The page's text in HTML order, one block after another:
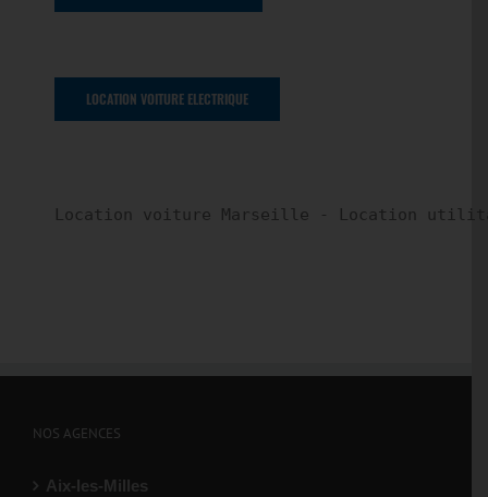
LOCATION VOITURE ELECTRIQUE
Location voiture Marseille - Location
NOS AGENCES
Aix-les-Milles